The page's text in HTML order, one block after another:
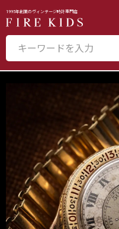
1995年創業のヴィンテージ時計専門店